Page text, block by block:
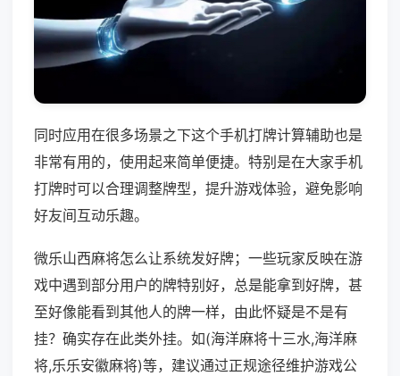
同时应用在很多场景之下这个手机打牌计算辅助也是
非常有用的，使用起来简单便捷。特别是在大家手机
打牌时可以合理调整牌型，提升游戏体验，避免影响
好友间互动乐趣。
微乐山西麻将怎么让系统发好牌；一些玩家反映在游
戏中遇到部分用户的牌特别好，总是能拿到好牌，甚
至好像能看到其他人的牌一样，由此怀疑是不是有
挂？确实存在此类外挂。如(海洋麻将十三水,海洋麻
将,乐乐安徽麻将)等，建议通过正规途径维护游戏公